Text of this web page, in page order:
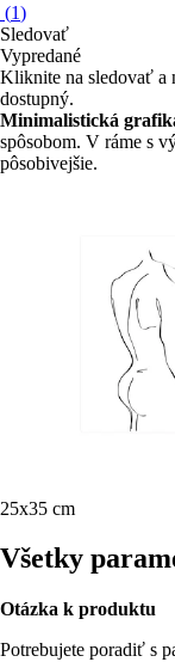
(1)
Sledovať
Vypredané
Kliknite na sledovať a
dostupný.
Minimalistická
spôsobom. V ráme s
pôsobivejšie.
25x35 cm
Všetky
Otázka k produktu
Potrebujete poradiť s